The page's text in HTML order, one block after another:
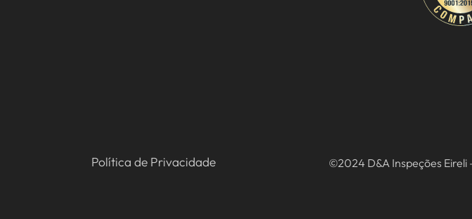
Política de Privacidade ©2024 D&A Inspeções Eireli